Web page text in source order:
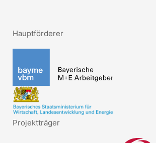
Hauptförderer
Projektträger